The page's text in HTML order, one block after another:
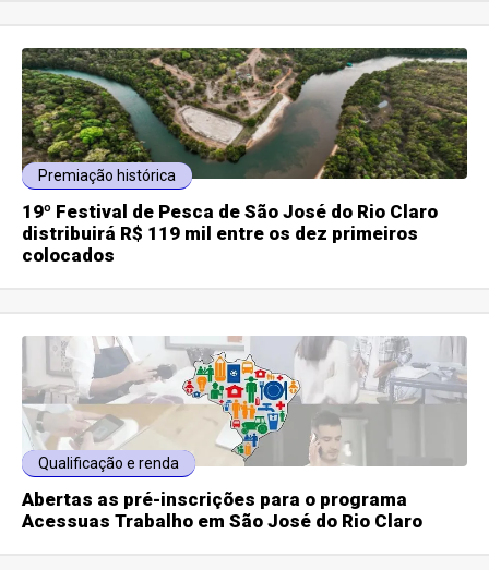
Premiação histórica
19º Festival de Pesca de São José do Rio Claro
distribuirá R$ 119 mil entre os dez primeiros
colocados
Qualificação e renda
Abertas as pré-inscrições para o programa
Acessuas Trabalho em São José do Rio Claro